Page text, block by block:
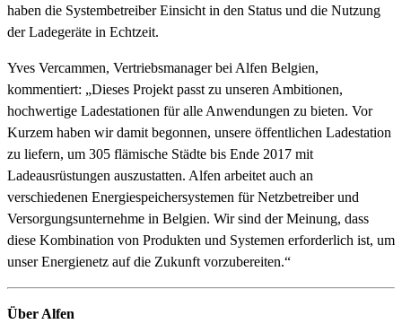
haben die Systembetreiber Einsicht in den Status und die Nutzung
der Ladegeräte in Echtzeit.
Yves Vercammen, Vertriebsmanager bei Alfen Belgien,
kommentiert: „Dieses Projekt passt zu unseren Ambitionen,
hochwertige Ladestationen für alle Anwendungen zu bieten. Vor
Kurzem haben wir damit begonnen, unsere öffentlichen Ladestation
zu liefern, um 305 flämische Städte bis Ende 2017 mit
Ladeausrüstungen auszustatten. Alfen arbeitet auch an
verschiedenen Energiespeichersystemen für Netzbetreiber und
Versorgungsunternehme in Belgien. Wir sind der Meinung, dass
diese Kombination von Produkten und Systemen erforderlich ist, um
unser Energienetz auf die Zukunft vorzubereiten.“
Über Alfen